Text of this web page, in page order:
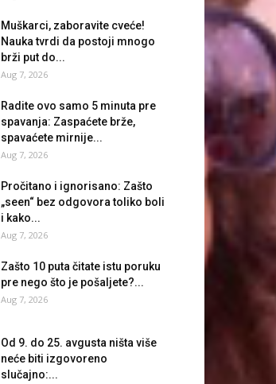
Muškarci, zaboravite cveće!
Nauka tvrdi da postoji mnogo
brži put do...
Aug 7, 2026
Radite ovo samo 5 minuta pre
spavanja: Zaspaćete brže,
spavaćete mirnije...
Aug 7, 2026
Pročitano i ignorisano: Zašto
„seen“ bez odgovora toliko boli
i kako...
Aug 7, 2026
Zašto 10 puta čitate istu poruku
pre nego što je pošaljete?...
Aug 7, 2026
Od 9. do 25. avgusta ništa više
neće biti izgovoreno
slučajno:...